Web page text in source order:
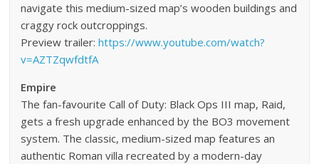
navigate this medium-sized map’s wooden buildings and
craggy rock outcroppings.
Preview trailer:https://www.youtube.com/watch?
v=AZTZqwfdtfA
Empire
The fan-favourite Call of Duty: Black Ops III map, Raid,
gets a fresh upgrade enhanced by the BO3 movement
system. The classic, medium-sized map features an
authentic Roman villa recreated by a modern-day